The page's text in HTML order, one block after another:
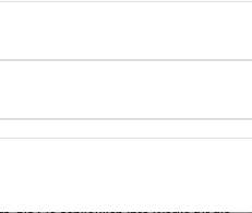
wie Grafik, Design, Kunstpädagogik
Studieninteressierte zur Aufnahme
erstellt man eine solche Mappe?
Wie kann meine Bewerbung
ihrem kreativen Weg zur
Kurs ist umfassend, zeitintensiv
in verschiedenen
Spezialisierung Ihres individuellen